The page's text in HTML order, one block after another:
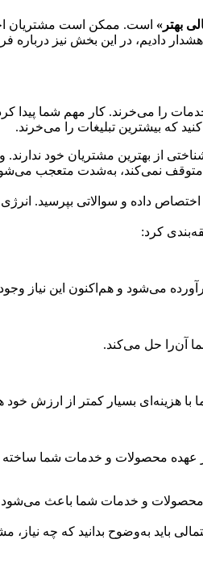
بهتر» است. ممکن است مشتریان
فصل ۵ درباره استراتژی بازاریابی هشدار
که بیشترین تبلیغات را می‌خرند.
از بهترین مشتریان خود
متوقف نمی‌کند، به‌شدت متعجب
داده و سوالاتی بپرسید. انرژی
کرد:
می‌شود و هم‌اکنون این نیاز وجود
آن‌را حل می‌کند.
بسیار کمتر از ارزش خود
عهده محصولات و خدمات شما
و خدمات شما باعث می‌شود
باید به‌وضوح بدانید که چه